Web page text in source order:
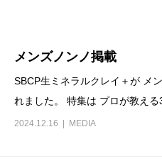
メンズノンノ掲載
SBCP生ミネラルクレイ＋が メ
れました。 特集は プロが教える
2024.12.16 MEDIA